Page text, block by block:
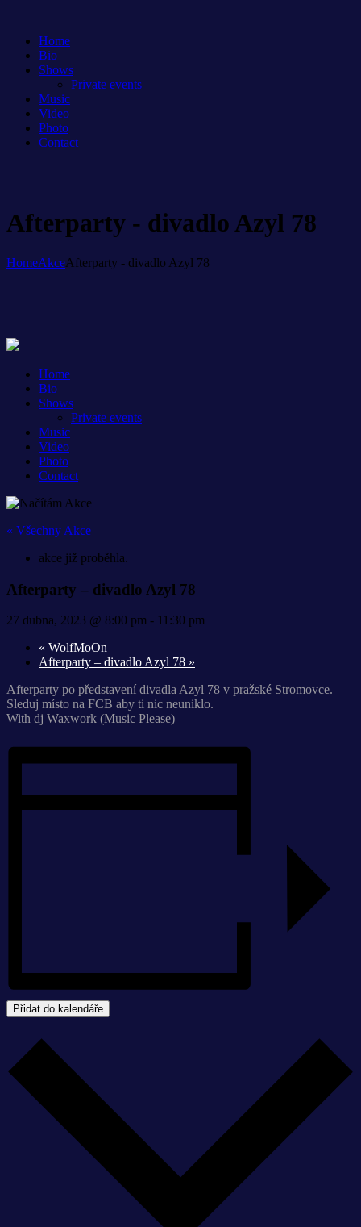
Home
Bio
Shows
Private events
Music
Video
Photo
Contact
Afterparty - divadlo Azyl 78
HomeAkceAfterparty - divadlo Azyl 78
Home
Bio
Shows
Private events
Music
Video
Photo
Contact
« Všechny Akce
akce již proběhla.
Afterparty – divadlo Azyl 78
27 dubna, 2023 @ 8:00 pm - 11:30 pm
« WolfMoOn
Afterparty – divadlo Azyl 78 »
Afterparty po představení divadla Azyl 78 v pražské Stromovce.
Sleduj místo na FCB aby ti nic neuniklo.
With dj Waxwork (Music Please)
Přidat do kalendáře